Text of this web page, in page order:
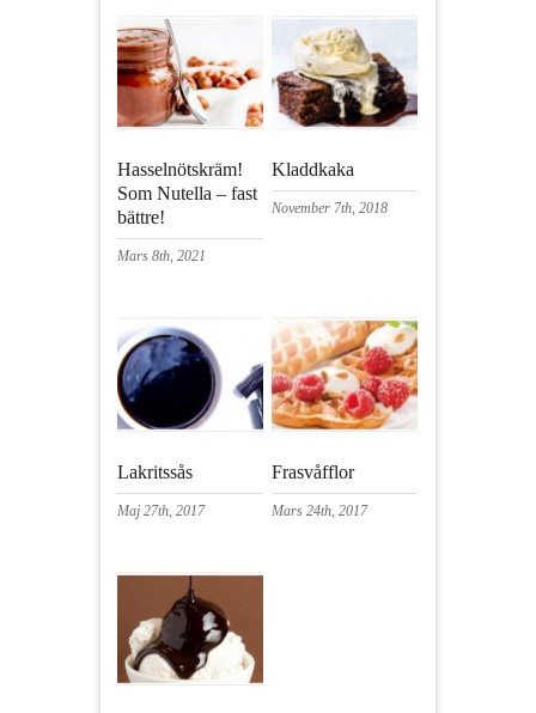
Hasselnötskräm!
Som Nutella – fast
bättre!
Mars 8th, 2021
Kladdkaka
November 7th, 2018
Lakritssås
Maj 27th, 2017
Frasvåfflor
Mars 24th, 2017